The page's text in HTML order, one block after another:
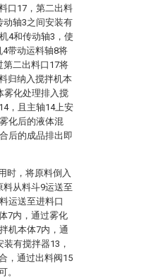
口17，第二出料
动轴3之间安装有
4和传动轴3，使
带动运料轴8将
第二出料口17将
归纳入搅拌机本
雾化处理排入搅
，且主轴14上安
化后的液体混
后的成品排出即
时，将原料倒入
从料斗9运送至
运送至进料口
7内，通过雾化
机本体7内，通
有搅拌器13，
，通过出料阀15
。